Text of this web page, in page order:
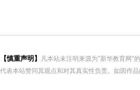
【慎重声明】
凡本站未注明来源为"新华教育网"
代表本站赞同其观点和对其真实性负责。如因作